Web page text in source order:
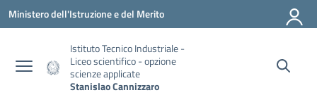
Vai ai contenuti
Vai al menu di navigazione
Vai al footer
Ministero dell'Istruzione e del Merito
Istituto Tecnico Industriale -
Liceo scientifico - opzione
scienze applicate
Stanislao Cannizzaro